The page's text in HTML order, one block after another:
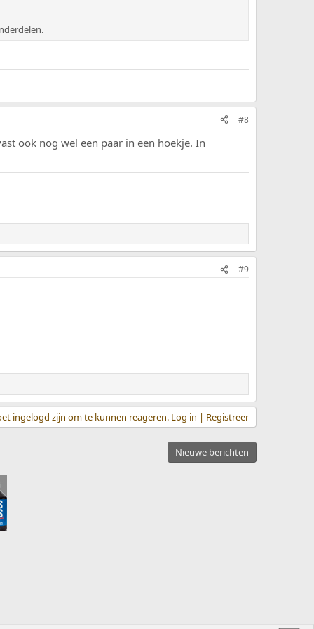
#8
ook nog wel een paar in een hoekje. In
#9
ingelogd zijn om te kunnen reageren. Log in | Registreer
Nieuwe berichten